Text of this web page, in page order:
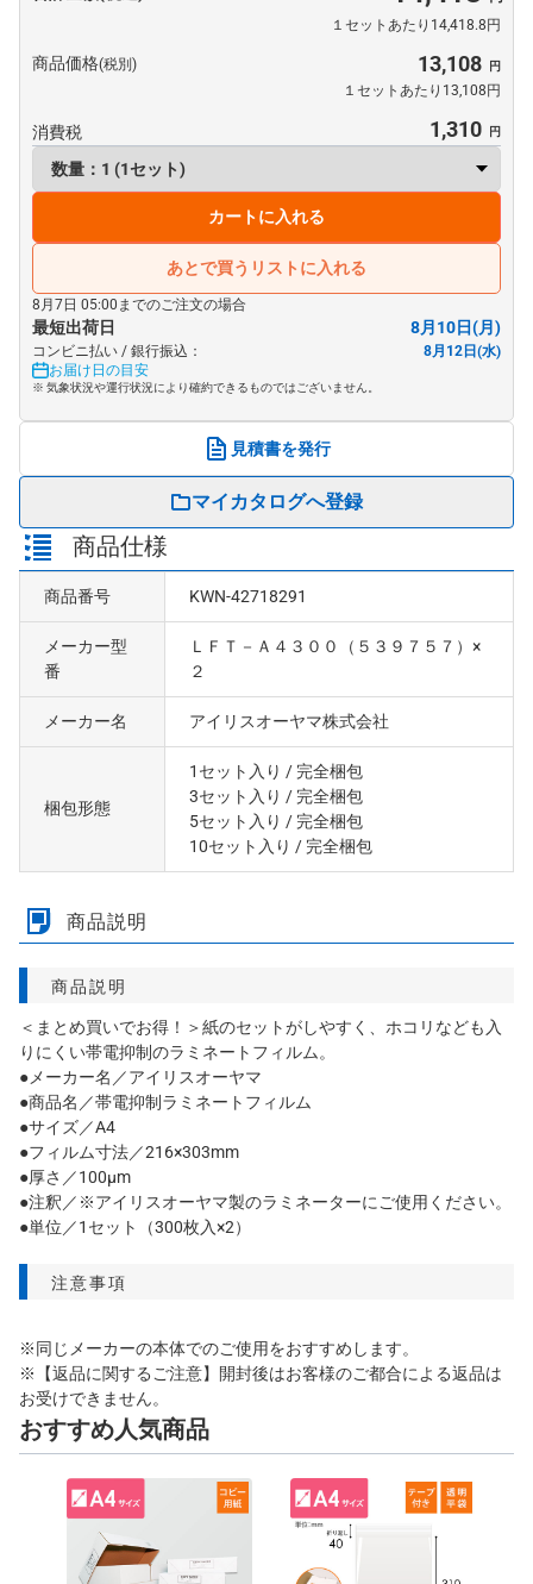
１セットあたり14,418.8円
商品価格(税別) 13,108
１セットあたり13,108円
消費税 1,310
カートに入れる
あとで買うリストに入れる
8月7日 05:00までのご注文の場合
最短出荷日 8月10日(月)
コンビニ払い / 銀行振込：
8月12日(水)
お届け日の目安
※ 気象状況や運行状況により確約できるものではございません。
見積書を発行
マイカタログへ登録
商品仕様
商品番号 KWN-42718291
メーカー型
番
ＬＦＴ－Ａ４３００（５３９７５７）×
２
メーカー名 アイリスオーヤマ株式会社
梱包形態
1セット入り / 完全梱包
3セット入り / 完全梱包
5セット入り / 完全梱包
10セット入り / 完全梱包
商品説明
商品説明
＜まとめ買いでお得！＞紙のセットがしやすく、ホコリなども入
りにくい帯電抑制のラミネートフィルム。
●メーカー名／アイリスオーヤマ
●商品名／帯電抑制ラミネートフィルム
●サイズ／A4
●フィルム寸法／216×303mm
●厚さ／100μm
●注釈／※アイリスオーヤマ製のラミネーターにご使用ください。
●単位／1セット（300枚入×2）
注意事項
※同じメーカーの本体でのご使用をおすすめします。
※【返品に関するご注意】開封後はお客様のご都合による返品は
お受けできません。
おすすめ人気商品